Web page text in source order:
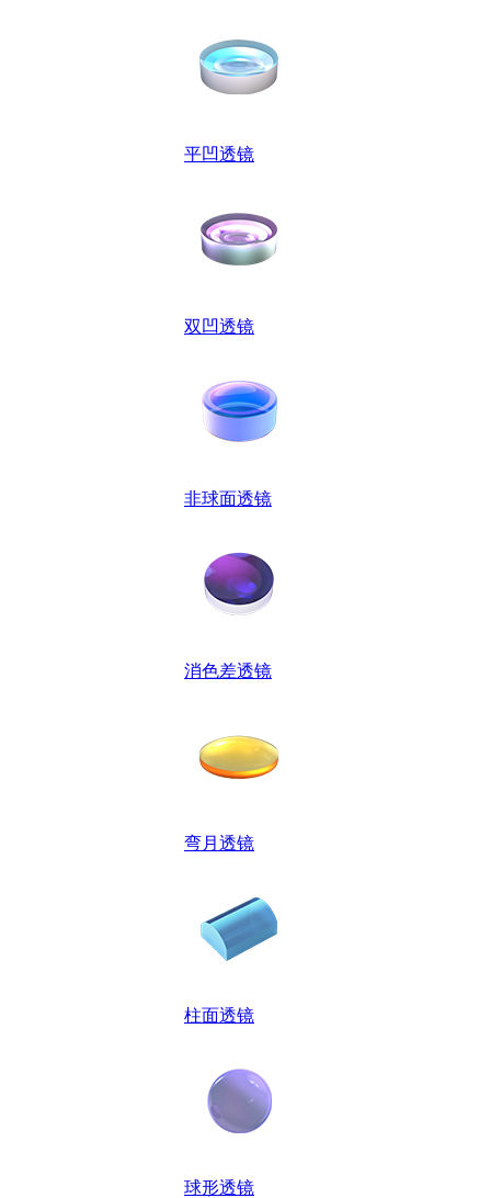
平凹透镜
双凹透镜
非球面透镜
消色差透镜
弯月透镜
柱面透镜
球形透镜